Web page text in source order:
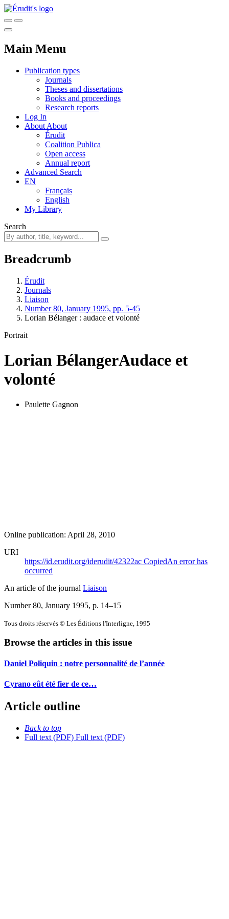
Main Menu
Publication types
Journals
Theses and dissertations
Books and proceedings
Research reports
Log In
About About
Érudit
Coalition Publica
Open access
Annual report
Advanced Search
EN
Français
English
My Library
Search
Breadcrumb
Érudit
Journals
Liaison
Number 80, January 1995, pp. 5-45
Lorian Bélanger : audace et volonté
Portrait
Lorian BélangerAudace et
volonté
Paulette Gagnon
Online publication: April 28, 2010
URI
https://id.erudit.org/iderudit/42322ac CopiedAn error has
occurred
An article of the journal Liaison
Number 80, January 1995, p. 14–15
Tous droits réservés © Les Éditions l'Interligne, 1995
Browse the articles in this issue
Daniel Poliquin : notre personnalité de l’année
Cyrano eût été fier de ce…
Article outline
Back to top
Full text (PDF) Full text (PDF)